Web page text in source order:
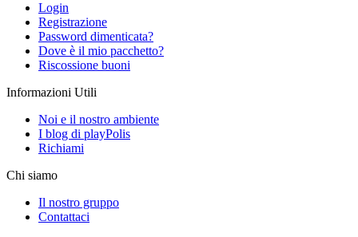
Login
Registrazione
Password dimenticata?
Dove è il mio pacchetto?
Riscossione buoni
Informazioni Utili
Noi e il nostro ambiente
I blog di playPolis
Richiami
Chi siamo
Il nostro gruppo
Contattaci